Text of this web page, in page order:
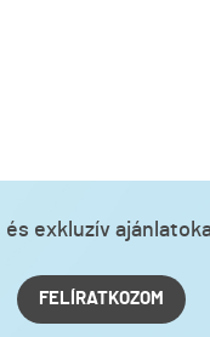
exkluzív
FELÍRATKOZOM